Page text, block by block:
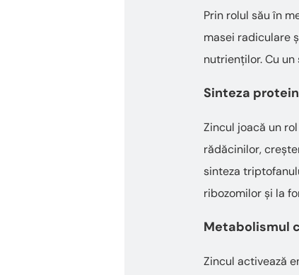
Prin rolul său în
masei radiculare
nutrienților. Cu
Sinteza
Zincul joacă un
rădăcinilor,
sinteza
ribozomilor și la
Metabolismul
Zincul activează